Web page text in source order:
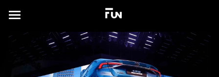
首页
关于
商品分类
所有商品分类